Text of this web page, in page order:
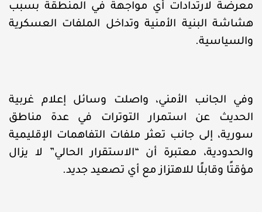
معرضة لارتدادات أي مواجهة في المنطقة بسبب
هشاشة البنية الأمنية وتداخل الملفات العسكرية
والسياسية.
وفي الجانب الأمني، واصلت وسائل إعلام غربية
الحديث عن استمرار التوترات في عدة مناطق
سورية، إلى جانب تعثر ملفات التفاهمات الإقليمية
والحدودية، معتبرة أن “الاستقرار الحالي” لا يزال
مؤقتًا وقابلًا للاهتزاز مع أي تصعيد جديد.